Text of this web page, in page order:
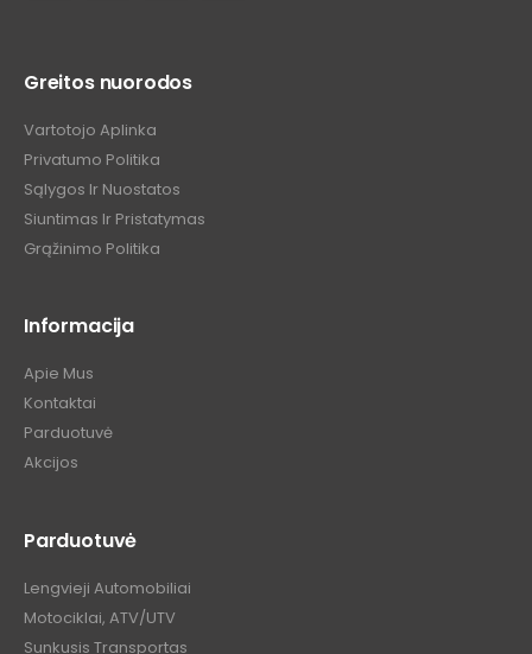
Greitos nuorodos
Vartotojo Aplinka
Privatumo Politika
Sąlygos Ir Nuostatos
Siuntimas Ir Pristatymas
Grąžinimo Politika
Informacija
Apie Mus
Kontaktai
Parduotuvė
Akcijos
Parduotuvė
Lengvieji Automobiliai
Motociklai, ATV/UTV
Sunkusis Transportas